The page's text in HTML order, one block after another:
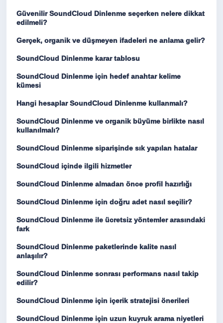
Güvenilir SoundCloud Dinlenme seçerken nelere dikkat
edilmeli?
Gerçek, organik ve düşmeyen ifadeleri ne anlama gelir?
SoundCloud Dinlenme karar tablosu
SoundCloud Dinlenme için hedef anahtar kelime
kümesi
Hangi hesaplar SoundCloud Dinlenme kullanmalı?
SoundCloud Dinlenme ve organik büyüme birlikte nasıl
kullanılmalı?
SoundCloud Dinlenme siparişinde sık yapılan hatalar
SoundCloud içinde ilgili hizmetler
SoundCloud Dinlenme almadan önce profil hazırlığı
SoundCloud Dinlenme için doğru adet nasıl seçilir?
SoundCloud Dinlenme ile ücretsiz yöntemler arasındaki
fark
SoundCloud Dinlenme paketlerinde kalite nasıl
anlaşılır?
SoundCloud Dinlenme sonrası performans nasıl takip
edilir?
SoundCloud Dinlenme için içerik stratejisi önerileri
SoundCloud Dinlenme için uzun kuyruk arama niyetleri